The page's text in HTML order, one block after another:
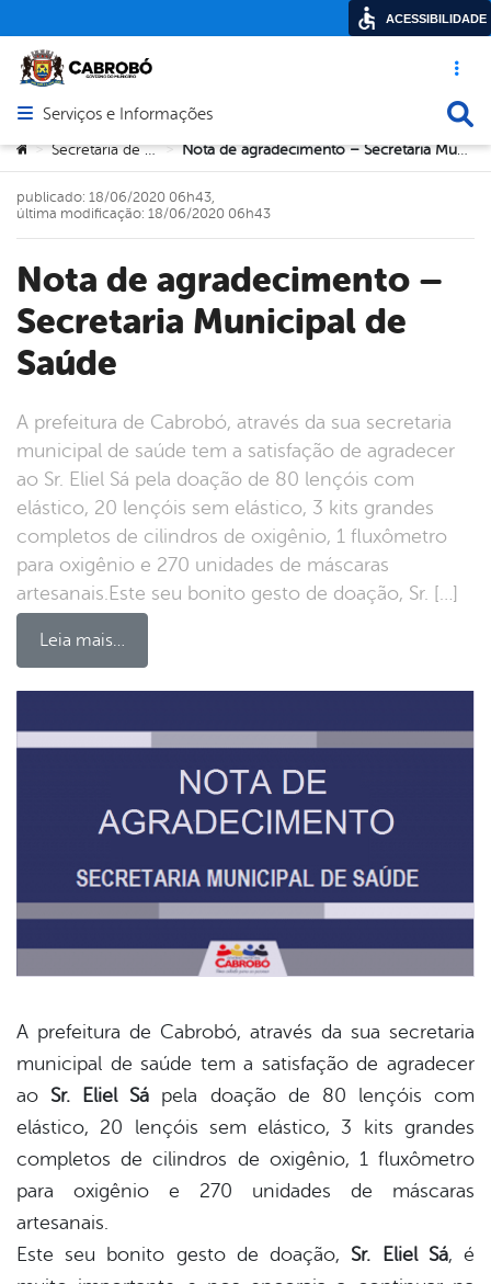
Acesso
Abrir menu principal de navegação
Serviços e Informações
Você está aqui:
> Secretaria de Saúde > Nota de agradecimento – Secretaria Municipal de Saúde
Nota de agradecimento –
Secretaria Municipal de
Saúde
A prefeitura de Cabrobó, através da sua secretaria
municipal de saúde tem a satisfação de agradecer
ao Sr. Eliel Sá pela doação de 80 lençóis com
elástico, 20 lençóis sem elástico, 3 kits grandes
completos de cilindros de oxigênio, 1 fluxômetro
para oxigênio e 270 unidades de máscaras
artesanais.Este seu bonito gesto de doação, Sr. […]
Leia mais…
publicado: 18/06/2020 06h43,
última modificação: 18/06/2020 06h43
A prefeitura de Cabrobó, através da sua secretaria
municipal de saúde tem a satisfação de agradecer
ao Sr. Eliel Sá pela doação de 80 lençóis com
elástico, 20 lençóis sem elástico, 3 kits grandes
completos de cilindros de oxigênio, 1 fluxômetro
para oxigênio e 270 unidades de máscaras
artesanais.
Este seu bonito gesto de doação, Sr. Eliel Sá, é
ACESSIBILIDADE